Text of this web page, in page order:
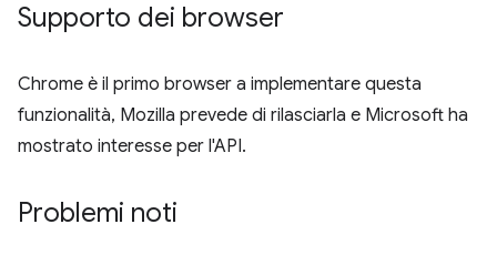
Supporto dei browser
Chrome è il primo browser a implementare questa
funzionalità, Mozilla prevede di rilasciarla e Microsoft ha
mostrato interesse per l'API.
Problemi noti